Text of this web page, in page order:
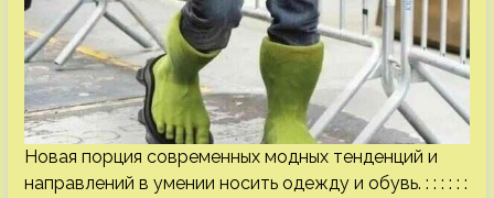
Новая порция современных модных тенденций и
направлений в умении носить одежду и обувь. : : : : : :